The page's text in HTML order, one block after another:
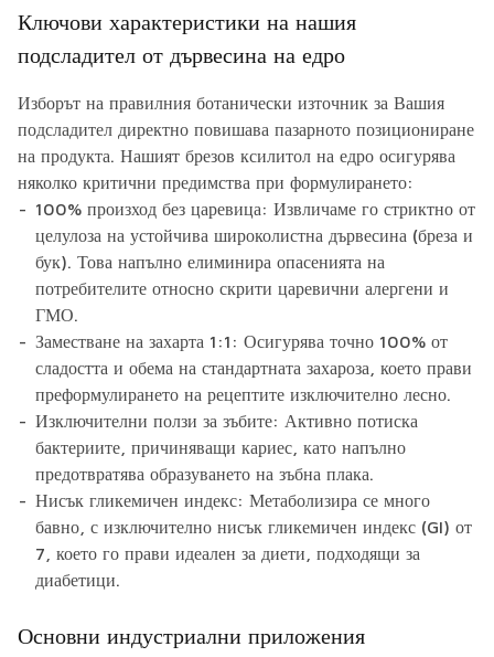
Ключови характеристики на нашия
подсладител от дървесина на едро
Изборът на правилния ботанически източник за Вашия
подсладител директно повишава пазарното позициониране
на продукта. Нашият брезов ксилитол на едро осигурява
няколко критични предимства при формулирането:
100% произход без царевица: Извличаме го стриктно от
целулоза на устойчива широколистна дървесина (бреза и
бук). Това напълно елиминира опасенията на
потребителите относно скрити царевични алергени и
ГМО.
Заместване на захарта 1:1: Осигурява точно 100% от
сладостта и обема на стандартната захароза, което прави
преформулирането на рецептите изключително лесно.
Изключителни ползи за зъбите: Активно потиска
бактериите, причиняващи кариес, като напълно
предотвратява образуването на зъбна плака.
Нисък гликемичен индекс: Метаболизира се много
бавно, с изключително нисък гликемичен индекс (GI) от
7, което го прави идеален за диети, подходящи за
диабетици.
Основни индустриални приложения